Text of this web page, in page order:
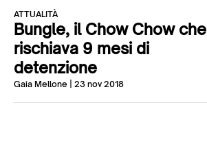
Chi siamo
Contatti
ATTUALITÀ
Bungle, il Chow Chow che
rischiava 9 mesi di
detenzione
Gaia Mellone | 23 nov 2018